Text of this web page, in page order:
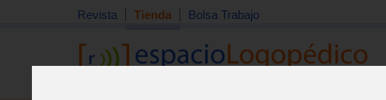
Revista Tienda Bolsa Trabajo